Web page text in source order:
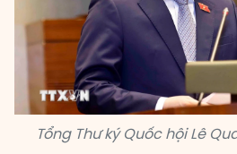
Tổng Thư ký Quốc hội Lê